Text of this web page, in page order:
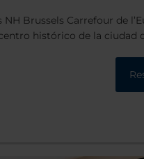
Brussels Carrefour de
histórico de la ciudad